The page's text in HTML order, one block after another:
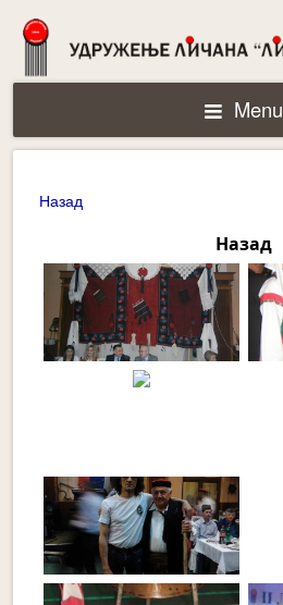
Menu
Назад
Назад